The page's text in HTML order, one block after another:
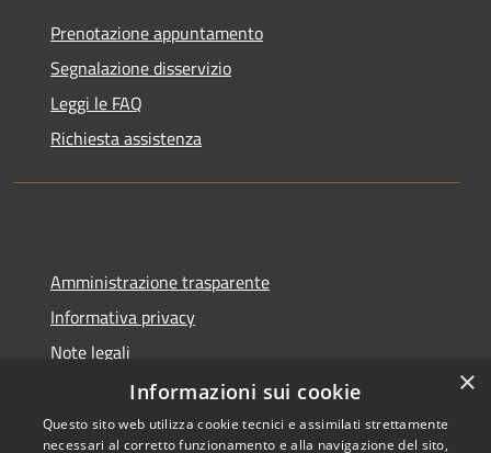
Prenotazione appuntamento
Segnalazione disservizio
Leggi le FAQ
Richiesta assistenza
Amministrazione trasparente
Informativa privacy
Note legali
Dichiarazione di accessibilità
×
Informazioni sui cookie
Questo sito web utilizza cookie tecnici e assimilati strettamente
necessari al corretto funzionamento e alla navigazione del sito,